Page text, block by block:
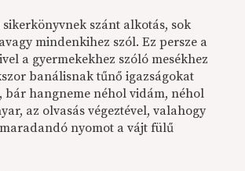
szánt alkotás, sok
mindenkihez szól. Ez persze a
a gyermekekhez szóló mesékhez
banálisnak tűnő igazságokat
bár hangneme néhol vidám, néhol
az olvasás végeztével, valahogy
nyomot a vájt fülű